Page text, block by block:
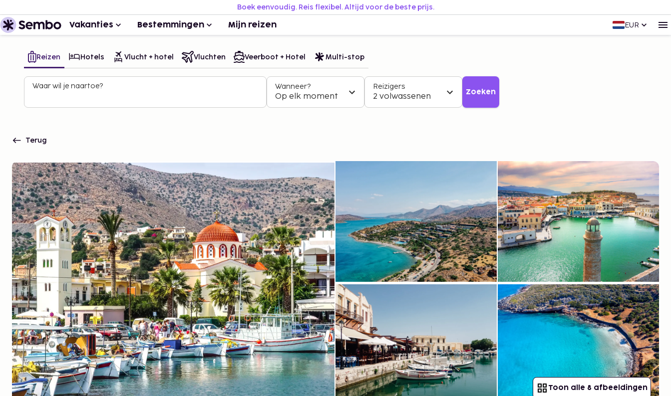
Boek eenvoudig. Reis flexibel. Altijd voor de beste prijs.
Vakanties Bestemmingen Mijn reizen EUR
Reizen Hotels Vlucht + hotel Vluchten Veerboot + Hotel Multi-stop
Waar wil je naartoe? Wanneer?
Op elk moment
Reizigers
2 volwassenen Zoeken
Terug
Toon alle 8 afbeeldingen